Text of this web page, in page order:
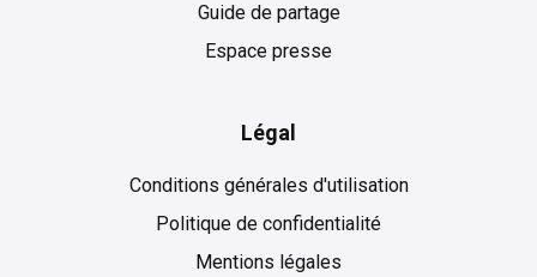
Guide de partage
Espace presse
Légal
Conditions générales d'utilisation
Politique de confidentialité
Mentions légales